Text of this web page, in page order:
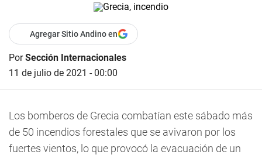
Agregar Sitio Andino en
PorSección Internacionales
11 de julio de 2021 - 00:00
Los bomberos de Grecia combatían este sábado más
de 50 incendios forestales que se avivaron por los
fuertes vientos, lo que provocó la evacuación de un